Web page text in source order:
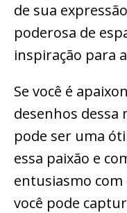
de sua
poderosa de
inspiração para
Se você é
desenhos dessa
pode ser uma
essa paixão e
entusiasmo
você pode